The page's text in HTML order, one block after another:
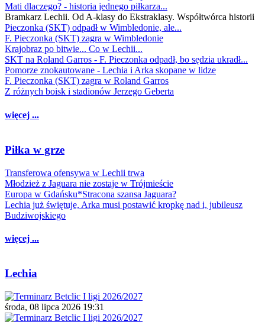
Mati dlaczego? - historia jednego piłkarza...
Bramkarz Lechii. Od A-klasy do Ekstraklasy. Współtwórca historii
Pieczonka (SKT) odpadł w Wimbledonie, ale...
F. Pieczonka (SKT) zagra w Wimbledonie
Krajobraz po bitwie... Co w Lechii...
SKT na Roland Garros - F. Pieczonka odpadł, bo sędzia ukradł...
Pomorze znokautowane - Lechia i Arka skopane w lidze
F. Pieczonka (SKT) zagra w Roland Garros
Z różnych boisk i stadionów Jerzego Geberta
więcej ...
Piłka w grze
Transferowa ofensywa w Lechii trwa
Młodzież z Jaguara nie zostaje w Trójmieście
Europa w Gdańsku*Stracona szansa Jaguara?
Lechia już świętuje, Arka musi postawić kropkę nad i, jubileusz
Budziwojskiego
więcej ...
Lechia
środa, 08 lipca 2026 19:31